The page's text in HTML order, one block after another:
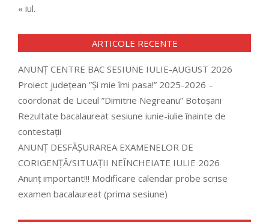
« iul.
ARTICOLE RECENTE
ANUNȚ CENTRE BAC SESIUNE IULIE-AUGUST 2026
Proiect județean ”Și mie îmi pasa!” 2025-2026 –
coordonat de Liceul ”Dimitrie Negreanu” Botoșani
Rezultate bacalaureat sesiune iunie-iulie înainte de
contestații
ANUNȚ DESFĂȘURAREA EXAMENELOR DE
CORIGENȚĂ/SITUAȚII NEÎNCHEIATE IULIE 2026
Anunț important!!! Modificare calendar probe scrise
examen bacalaureat (prima sesiune)